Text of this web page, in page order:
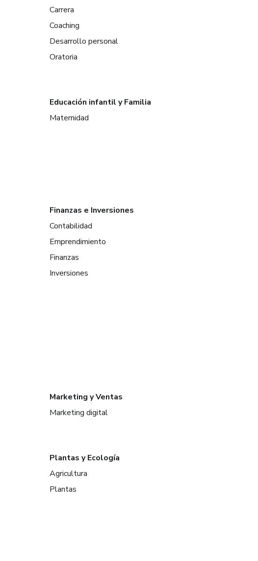
Carrera
Coaching
Desarrollo personal
Oratoria
Educación infantil y Familia
Maternidad
Finanzas e Inversiones
Contabilidad
Emprendimiento
Finanzas
Inversiones
Marketing y Ventas
Marketing digital
Plantas y Ecología
Agricultura
Plantas